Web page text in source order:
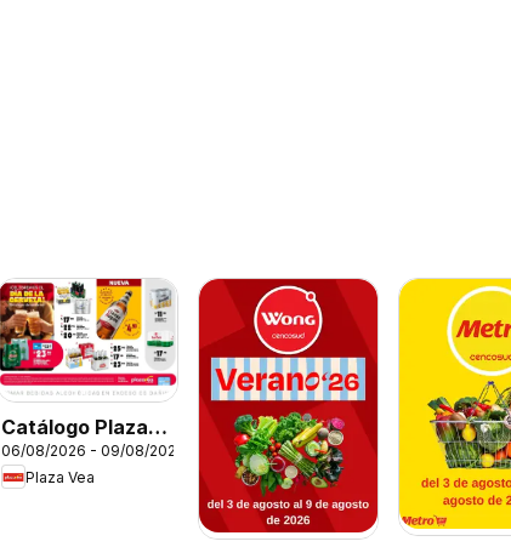
Catálogo Plaza
Vea - AVISO DÍA
DE LA CERVEZA
06/08/2026 - 09/08/2026
Plaza Vea